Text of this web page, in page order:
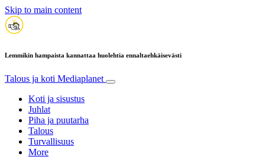
Skip to main content
Lemmikin hampaista kannattaa huolehtia ennaltaehkäisevästi
Talous ja koti Mediaplanet
Koti ja sisustus
Juhlat
Piha ja puutarha
Talous
Turvallisuus
More